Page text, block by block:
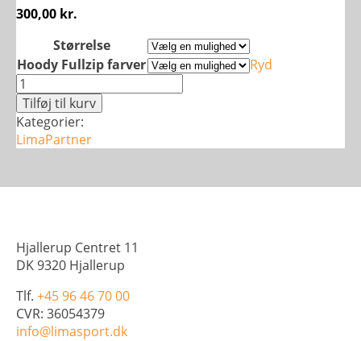
300,00 kr.
Størrelse
Hoody Fullzip farver
Ryd
Basic
Hoody
Fullzip
-
Dame
Tilføj til kurv
Kategorier:
LimaPartner
Hjallerup Centret 11
DK 9320 Hjallerup
Tlf. +45 96 46 70 00
CVR: 36054379
info@limasport.dk